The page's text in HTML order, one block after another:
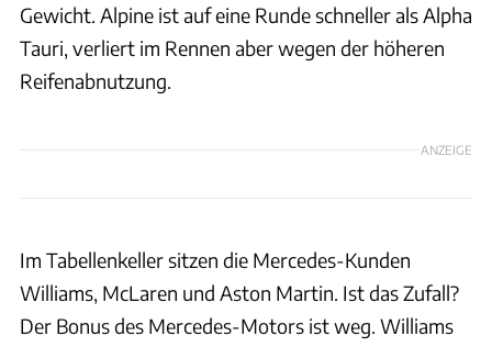
Gewicht. Alpine ist auf eine Runde schneller als Alpha
Tauri, verliert im Rennen aber wegen der höheren
Reifenabnutzung.
ANZEIGE
Im Tabellenkeller sitzen die Mercedes-Kunden
Williams, McLaren und Aston Martin. Ist das Zufall?
Der Bonus des Mercedes-Motors ist weg. Williams